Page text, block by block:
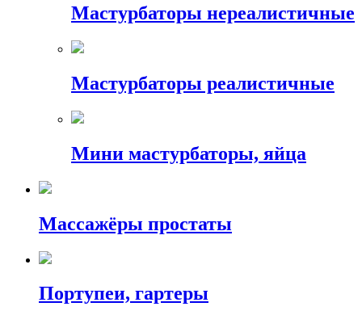
Мастурбаторы нереалистичные
Мастурбаторы реалистичные
Мини мастурбаторы, яйца
Массажёры простаты
Портупеи, гартеры